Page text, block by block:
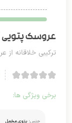
عروسک پتویی
ترکیبی خلاقانه
برخی ویژگی ها:
جنس: پتوی مخمل